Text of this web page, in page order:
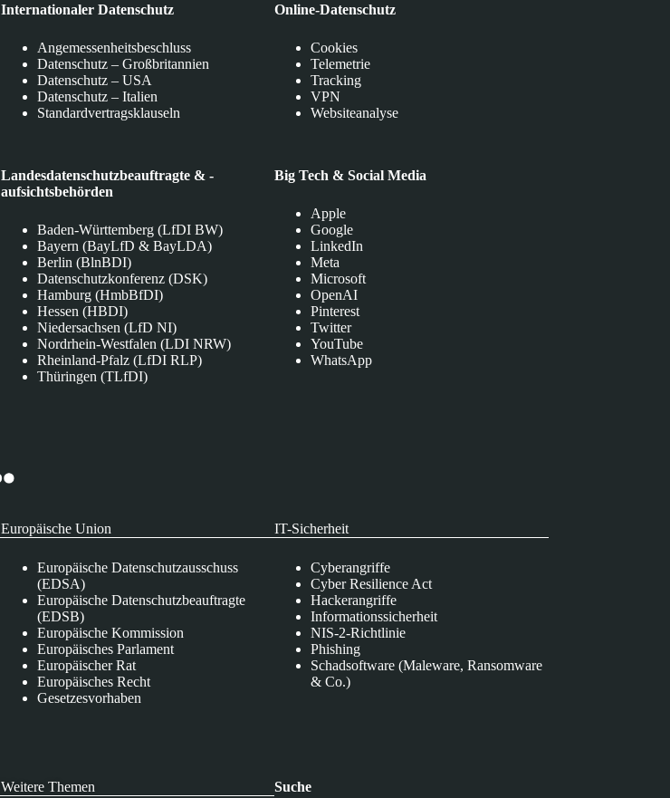
Internationaler Datenschutz
Angemessenheitsbeschluss
Datenschutz – Großbritannien
Datenschutz – USA
Datenschutz – Italien
Standardvertragsklauseln
Landesdatenschutzbeauftragte & -
aufsichtsbehörden
Baden-Württemberg (LfDI BW)
Bayern (BayLfD & BayLDA)
Berlin (BlnBDI)
Datenschutzkonferenz (DSK)
Hamburg (HmbBfDI)
Hessen (HBDI)
Niedersachsen (LfD NI)
Nordrhein-Westfalen (LDI NRW)
Rheinland-Pfalz (LfDI RLP)
Thüringen (TLfDI)
Online-Datenschutz
Cookies
Telemetrie
Tracking
VPN
Websiteanalyse
Big Tech & Social Media
Apple
Google
LinkedIn
Meta
Microsoft
OpenAI
Pinterest
Twitter
YouTube
WhatsApp
Europäische Union
Europäische Datenschutzausschuss
(EDSA)
Europäische Datenschutzbeauftragte
(EDSB)
Europäische Kommission
Europäisches Parlament
Europäischer Rat
Europäisches Recht
Gesetzesvorhaben
IT-Sicherheit
Cyberangriffe
Cyber Resilience Act
Hackerangriffe
Informationssicherheit
NIS-2-Richtlinie
Phishing
Schadsoftware (Maleware, Ransomware
& Co.)
Weitere Themen Suche